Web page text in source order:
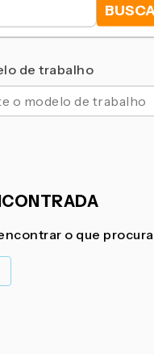
de trabalho
o que procura